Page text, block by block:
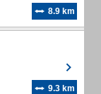
8.9 km
9.3 km